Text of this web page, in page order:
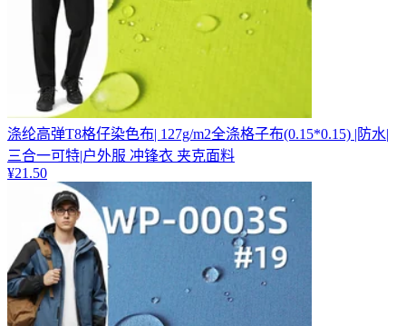
涤纶高弹T8格仔染色布| 127g/m2全涤格子布(0.15*0.15) |防水|
三合一可特|户外服 冲锋衣 夹克面料
¥21.50